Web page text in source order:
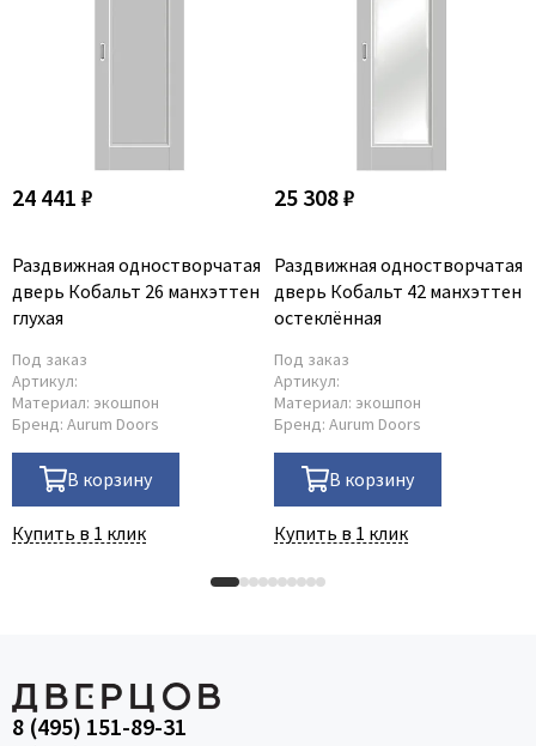
24 441 ₽
Раздвижная одностворчатая
дверь Кобальт 26 манхэттен
глухая
Под заказ
Артикул:
Материал: экошпон
Бренд: Aurum Doors
В корзину
Купить в 1 клик
25 308 ₽
Раздвижная одностворчатая
дверь Кобальт 42 манхэттен
остеклённая
Под заказ
Артикул:
Материал: экошпон
Бренд: Aurum Doors
В корзину
Купить в 1 клик
8 (495) 151-89-31